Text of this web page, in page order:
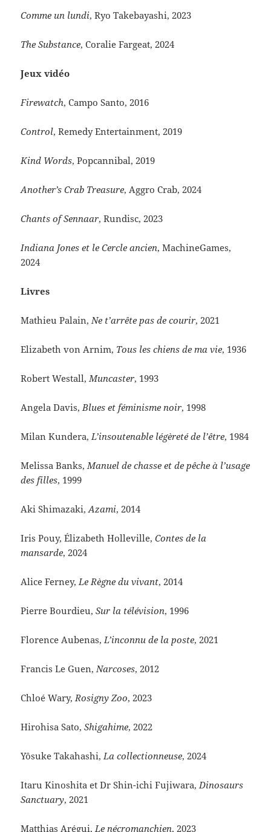
Comme un lundi, Ryo Takebayashi, 2023
The Substance, Coralie Fargeat, 2024
Jeux vidéo
Firewatch, Campo Santo, 2016
Control, Remedy Entertainment, 2019
Kind Words, Popcannibal, 2019
Another’s Crab Treasure, Aggro Crab, 2024
Chants of Sennaar, Rundisc, 2023
Indiana Jones et le Cercle ancien, MachineGames,
2024
Livres
Mathieu Palain,Ne t’arrête pas de courir, 2021
Elizabeth von Arnim, Tous les chiens de ma vie, 1936
Robert Westall,Muncaster, 1993
Angela Davis,Blues et féminisme noir, 1998
Milan Kundera,L’insoutenable légèreté de l’être, 1984
Melissa Banks,Manuel de chasse et de pêche à l’usage
des filles, 1999
Aki Shimazaki,Azami, 2014
Iris Pouy, Élizabeth Holleville,Contes de la
mansarde, 2024
Alice Ferney,Le Règne du vivant, 2014
Pierre Bourdieu,Sur la télévision, 1996
Florence Aubenas,L’inconnu de la poste, 2021
Francis Le Guen,Narcoses, 2012
Chloé Wary,Rosigny Zoo, 2023
Hirohisa Sato,Shigahime, 2022
Yôsuke Takahashi,La collectionneuse, 2024
Itaru Kinoshita et Dr Shin-ichi Fujiwara,Dinosaurs
Sanctuary, 2021
Matthias Arégui,Le nécromanchien, 2023